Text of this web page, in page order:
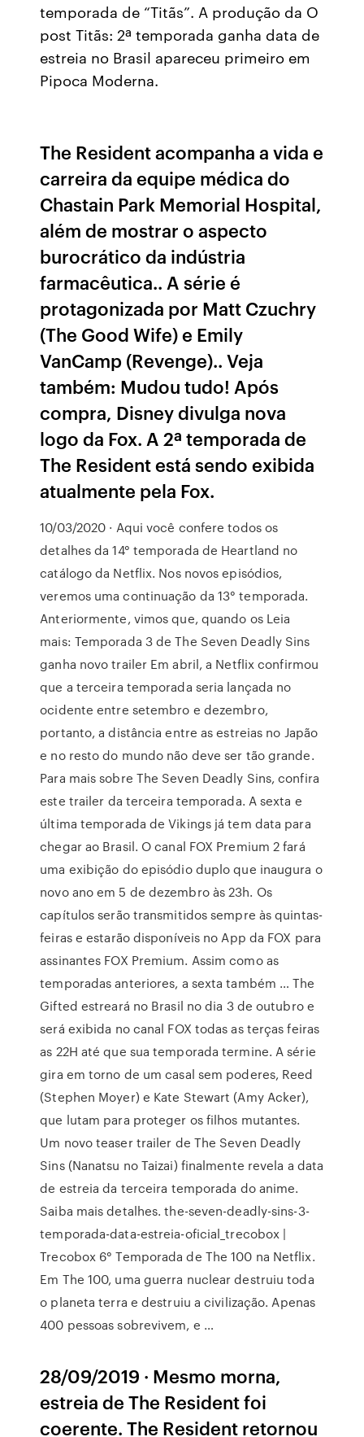
temporada de “Titãs”. A produção da O
post Titãs: 2ª temporada ganha data de
estreia no Brasil apareceu primeiro em
Pipoca Moderna.
The Resident acompanha a vida e
carreira da equipe médica do
Chastain Park Memorial Hospital,
além de mostrar o aspecto
burocrático da indústria
farmacêutica.. A série é
protagonizada por Matt Czuchry
(The Good Wife) e Emily
VanCamp (Revenge).. Veja
também: Mudou tudo! Após
compra, Disney divulga nova
logo da Fox. A 2ª temporada de
The Resident está sendo exibida
atualmente pela Fox.
10/03/2020 · Aqui você confere todos os
detalhes da 14° temporada de Heartland no
catálogo da Netflix. Nos novos episódios,
veremos uma continuação da 13° temporada.
Anteriormente, vimos que, quando os Leia
mais: Temporada 3 de The Seven Deadly Sins
ganha novo trailer Em abril, a Netflix confirmou
que a terceira temporada seria lançada no
ocidente entre setembro e dezembro,
portanto, a distância entre as estreias no Japão
e no resto do mundo não deve ser tão grande.
Para mais sobre The Seven Deadly Sins, confira
este trailer da terceira temporada. A sexta e
última temporada de Vikings já tem data para
chegar ao Brasil. O canal FOX Premium 2 fará
uma exibição do episódio duplo que inaugura o
novo ano em 5 de dezembro às 23h. Os
capítulos serão transmitidos sempre às quintas-
feiras e estarão disponíveis no App da FOX para
assinantes FOX Premium. Assim como as
temporadas anteriores, a sexta também … The
Gifted estreará no Brasil no dia 3 de outubro e
será exibida no canal FOX todas as terças feiras
as 22H até que sua temporada termine. A série
gira em torno de um casal sem poderes, Reed
(Stephen Moyer) e Kate Stewart (Amy Acker),
que lutam para proteger os filhos mutantes.
Um novo teaser trailer de The Seven Deadly
Sins (Nanatsu no Taizai) finalmente revela a data
de estreia da terceira temporada do anime.
Saiba mais detalhes. the-seven-deadly-sins-3-
temporada-data-estreia-oficial_trecobox |
Trecobox 6° Temporada de The 100 na Netflix.
Em The 100, uma guerra nuclear destruiu toda
o planeta terra e destruiu a civilização. Apenas
400 pessoas sobrevivem, e …
28/09/2019 · Mesmo morna,
estreia de The Resident foi
coerente. The Resident retornou